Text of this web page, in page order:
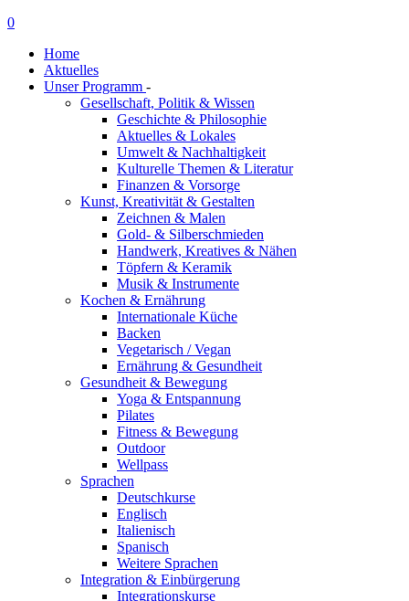
0
Home
Aktuelles
Unser Programm -
Gesellschaft, Politik & Wissen
Geschichte & Philosophie
Aktuelles & Lokales
Umwelt & Nachhaltigkeit
Kulturelle Themen & Literatur
Finanzen & Vorsorge
Kunst, Kreativität & Gestalten
Zeichnen & Malen
Gold- & Silberschmieden
Handwerk, Kreatives & Nähen
Töpfern & Keramik
Musik & Instrumente
Kochen & Ernährung
Internationale Küche
Backen
Vegetarisch / Vegan
Ernährung & Gesundheit
Gesundheit & Bewegung
Yoga & Entspannung
Pilates
Fitness & Bewegung
Outdoor
Wellpass
Sprachen
Deutschkurse
Englisch
Italienisch
Spanisch
Weitere Sprachen
Integration & Einbürgerung
Integrationskurse